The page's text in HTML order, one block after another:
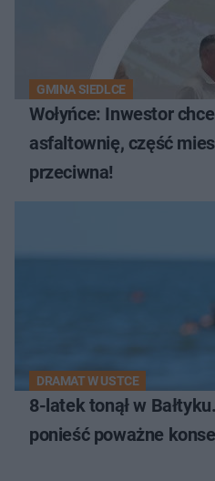
GMINA SIEDLCE
Wołyńce: Inwestor
asfaltownię, część
przeciwna!
DRAMAT W USTCE
8-latek tonął w
ponieść poważne